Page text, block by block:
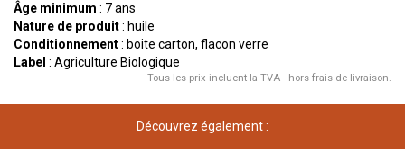
Âge minimum : 7 ans
Nature de produit: huile
Conditionnement: boite carton, flacon verre
Label : Agriculture Biologique
Tous les prix incluent la TVA - hors frais de livraison.
Découvrez également :